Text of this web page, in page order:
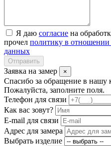
Я даю согласие на
прочел политику в отношении
данных
Отправить
Заявка на замер ×
Спасибо за обращение в нашу
Пожалуйста, заполните поля.
Телефон для связи
Как вас зовут?
E-mail для связи
Адрес для замера
Выбрать изделие